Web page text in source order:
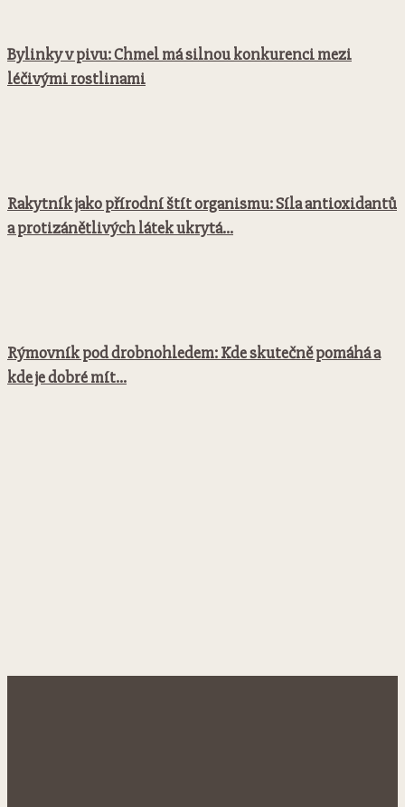
Bylinky v pivu: Chmel má silnou konkurenci mezi
léčivými rostlinami
Rakytník jako přírodní štít organismu: Síla antioxidantů
a protizánětlivých látek ukrytá...
Rýmovník pod drobnohledem: Kde skutečně pomáhá a
kde je dobré mít...